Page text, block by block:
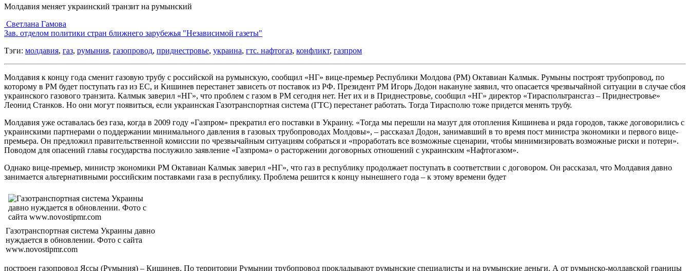
Молдавия меняет украинский транзит на румынский
Светлана Гамова
Зав. отделом политики стран ближнего зарубежья "Независимой газеты"
Тэги: молдавия, газ, румыния, газопровод, приднестровье, украина, гтс. нафтогаз, конфликт, газпром
Молдавия к концу года сменит газовую трубу с российской на румынскую, сообщил «НГ» вице-премьер Республики Молдова (РМ) Октавиан Калмык. Румыны построят трубопровод, по
которому в РМ будет поступать газ из ЕС, и Кишинев перестанет зависеть от поставок из РФ. Президент РМ Игорь Додон накануне заявил, что опасается чрезвычайной ситуации в случае сбоя
украинского газового транзита. Калмык заверил «НГ», что проблем с газом в РМ сегодня нет. Нет их и в Приднестровье, сообщил «НГ» директор «Тираспольтрансгаз – Приднестровье»
Леонид Станков. Но они могут появиться, если украинская Газотранспортная система (ГТС) перестанет работать. Тогда Тирасполю тоже придется менять трубу.
Молдавия уже оставалась без газа, когда в 2009 году «Газпром» прекратил его поставки в Украину. «Тогда мы перешли на мазут для отопления Кишинева и ряда городов, также договорились с
украинскими партнерами о поддержании минимального давления в газовых трубопроводах Молдовы», – рассказал Додон, занимавший в то время пост министра экономики и первого вице-
премьера. Он предложил правительственной комиссии по чрезвычайным ситуациям собраться и «проработать все возможные сценарии, чтобы минимизировать возможные риски и потери».
Поводом для опасений главы государства послужило заявление «Газпрома» о расторжении договорных отношений с украинским «Нафтогазом».
Однако вице-премьер, министр экономики РМ Октавиан Калмык заверил «НГ», что газ в республику продолжает поступать в соответствии с договором. Он рассказал, что Молдавия давно
занимается альтернативными российским поставками газа в республику. Проблема решится к концу нынешнего года – к этому времени будет
Газотранспортная система Украины давно
нуждается в обновлении. Фото с сайта
www.novostipmr.com
построен газопровод Яссы (Румыния) – Кишинев. По территории Румынии трубопровод прокладывают румынские специалисты и на румынские деньги. А от румынско-молдавской границы